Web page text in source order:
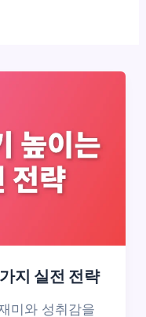
지 실전 전략
미와 성취감을